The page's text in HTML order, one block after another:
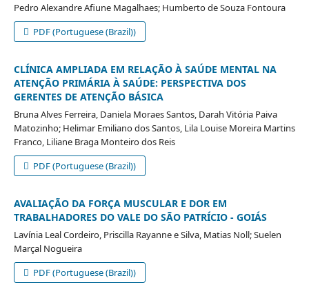
Pedro Alexandre Afiune Magalhaes; Humberto de Souza Fontoura
PDF (Portuguese (Brazil))
CLÍNICA AMPLIADA EM RELAÇÃO À SAÚDE MENTAL NA
ATENÇÃO PRIMÁRIA À SAÚDE: PERSPECTIVA DOS
GERENTES DE ATENÇÃO BÁSICA
Bruna Alves Ferreira, Daniela Moraes Santos, Darah Vitória Paiva
Matozinho; Helimar Emiliano dos Santos, Lila Louise Moreira Martins
Franco, Liliane Braga Monteiro dos Reis
PDF (Portuguese (Brazil))
AVALIAÇÃO DA FORÇA MUSCULAR E DOR EM
TRABALHADORES DO VALE DO SÃO PATRÍCIO - GOIÁS
Lavínia Leal Cordeiro, Priscilla Rayanne e Silva, Matias Noll; Suelen
Marçal Nogueira
PDF (Portuguese (Brazil))